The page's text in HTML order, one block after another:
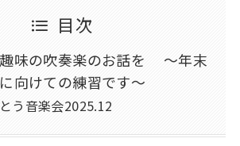
目次
味の吹奏楽のお話を ～年末
向けての練習です～
う音楽会2025.12